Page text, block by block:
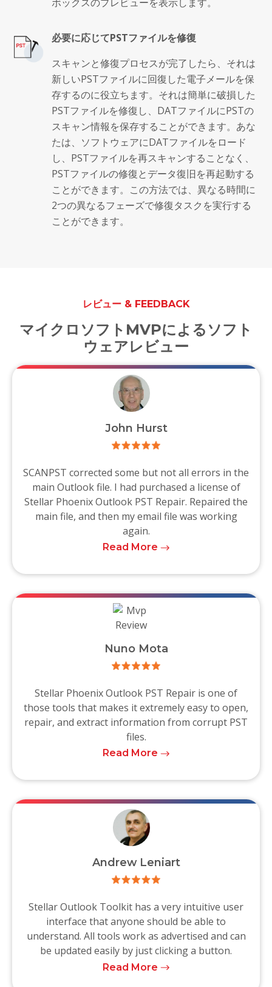
必要に応じてPSTファイルを修復
スキャンと修復プロセスが完了したら、それは
新しいPSTファイルに回復した電子メールを保
存するのに役立ちます。それは簡単に破損した
PSTファイルを修復し、DATファイルにPSTの
スキャン情報を保存することができます。あな
たは、ソフトウェアにDATファイルをロード
し、PSTファイルを再スキャンすることなく、
PSTファイルの修復とデータ復旧を再起動する
ことができます。この方法では、異なる時間に
2つの異なるフェーズで修復タスクを実行する
ことができます。
レビュー & FEEDBACK
マイクロソフトMVPによるソフト
ウェアレビュー
John Hurst
SCANPST corrected some but not all errors in the
main Outlook file. I had purchased a license of
Stellar Phoenix Outlook PST Repair. Repaired the
main file, and then my email file was working
again.
Read More
Nuno Mota
Stellar Phoenix Outlook PST Repair is one of
those tools that makes it extremely easy to open,
repair, and extract information from corrupt PST
files.
Read More
Andrew Leniart
Stellar Outlook Toolkit has a very intuitive user
interface that anyone should be able to
understand. All tools work as advertised and can
be updated easily by just clicking a button.
Read More